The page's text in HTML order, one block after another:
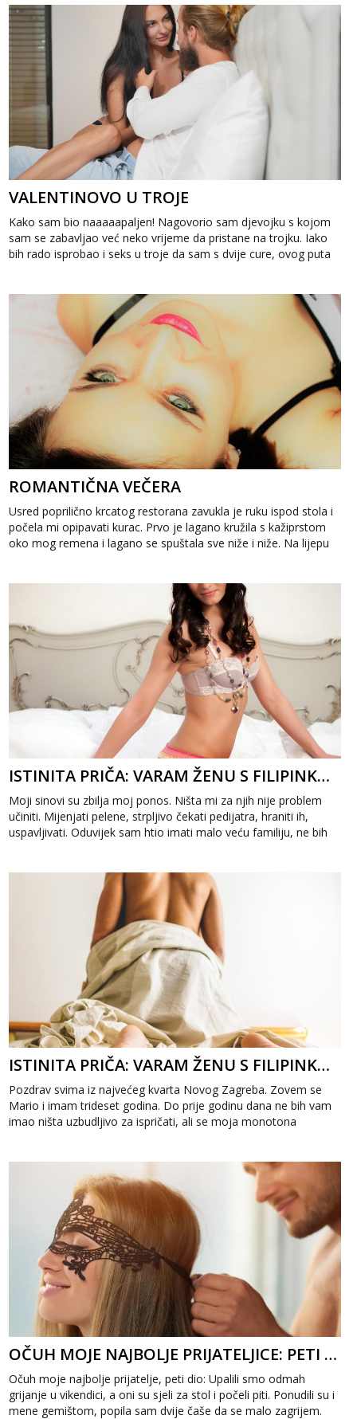
VALENTINOVO U TROJE
Kako sam bio naaaaapaljen! Nagovorio sam djevojku s kojom
sam se zabavljao već neko vrijeme da pristane na trojku. Iako
bih rado isprobao i seks u troje da sam s dvije cure, ovog puta
ROMANTIČNA VEČERA
Usred poprilično krcatog restorana zavukla je ruku ispod stola i
počela mi opipavati kurac. Prvo je lagano kružila s kažiprstom
oko mog remena i lagano se spuštala sve niže i niže. Na lijepu
ISTINITA PRIČA: VARAM ŽENU S FILIPINKOM 2. DIO
Moji sinovi su zbilja moj ponos. Ništa mi za njih nije problem
učiniti. Mijenjati pelene, strpljivo čekati pedijatra, hraniti ih,
uspavljivati. Oduvijek sam htio imati malo veću familiju, ne bih
ISTINITA PRIČA: VARAM ŽENU S FILIPINKOM 1. DIO
Pozdrav svima iz najvećeg kvarta Novog Zagreba. Zovem se
Mario i imam trideset godina. Do prije godinu dana ne bih vam
imao ništa uzbudljivo za ispričati, ali se moja monotona
OČUH MOJE NAJBOLJE PRIJATELJICE: PETI DIO
Očuh moje najbolje prijatelje, peti dio: Upalili smo odmah
grijanje u vikendici, a oni su sjeli za stol i počeli piti. Ponudili su i
mene gemištom, popila sam dvije čaše da se malo zagrijem.